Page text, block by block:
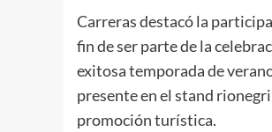
Carreras destacó la
fin de ser parte de la
exitosa temporada de
presente en el stand
promoción turística.